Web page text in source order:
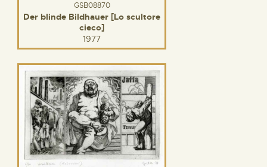
GSB08870
Der blinde Bildhauer [Lo scultore
cieco]
1977